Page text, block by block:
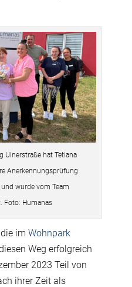
Ulnerstraße hat Tetiana
Anerkennungsprüfung
wurde vom Team
Foto: Humanas
im Wohnpark
Weg erfolgreich
2023 Teil von
ihrer Zeit als